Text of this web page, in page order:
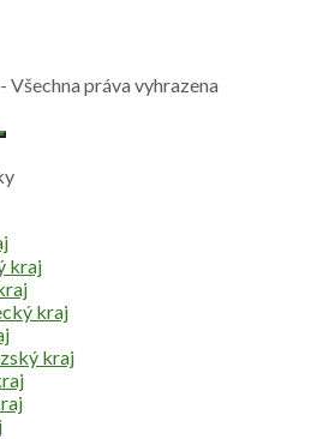
- Všechna práva vyhrazena
kraj
kraj
kraj